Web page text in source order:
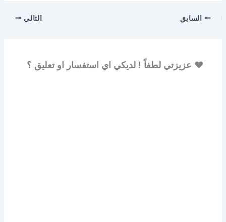
السابق التالي
♥ عزيزتي لطفاً ! لديكي اي استفسار او تعليق ؟